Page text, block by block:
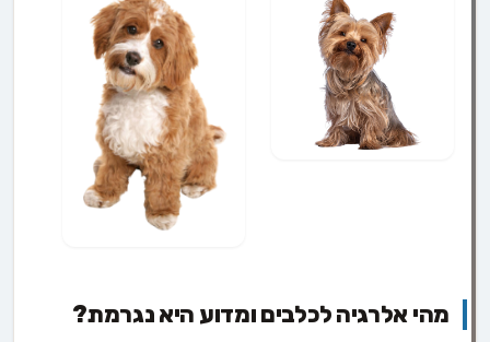
מהי אלרגיה לכלבים ומדוע היא נגרמת?